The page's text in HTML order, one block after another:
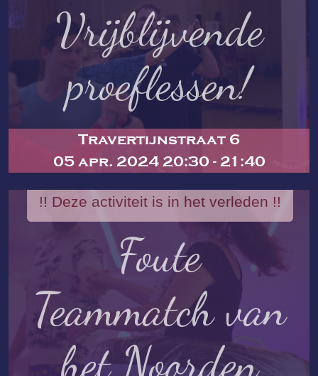
Vrijblijvende
proeflessen!
Travertijnstraat 6
05 apr. 2024 20:30 - 21:40
!! Deze activiteit is in het verleden !!
Foute
Teammatch van
het Noorden